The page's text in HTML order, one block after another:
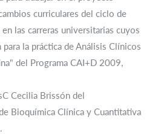
curriculares del ciclo de
las carreras universitarias cuyos
la práctica de Análisis Clínicos
del Programa CAI+D 2009,
Cecilia Brissón del
Bioquímica Clínica y Cuantitativa